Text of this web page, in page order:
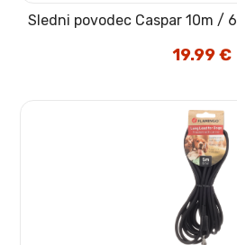
Sledni povodec Caspar 10m /
19.99€